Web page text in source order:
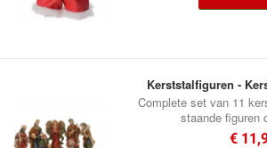
Kerststalfiguren -
Complete set van 11
staande figuren
€